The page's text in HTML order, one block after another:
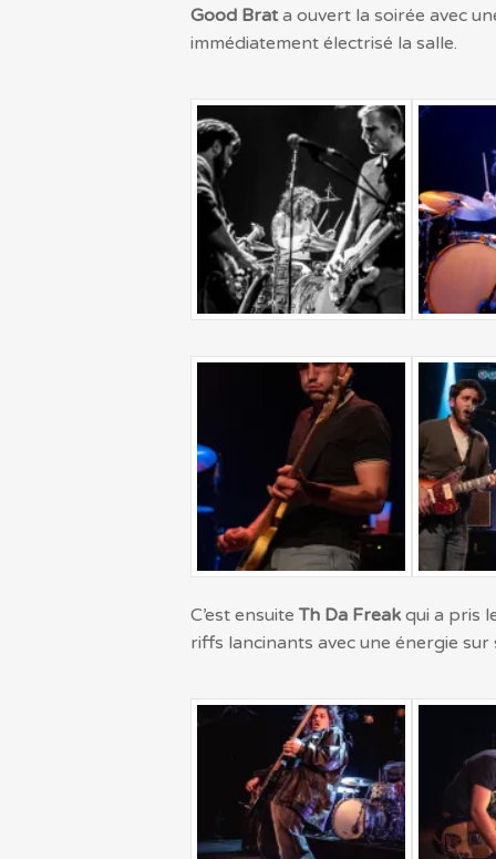
Good Brata ouvert la soirée avec
immédiatement électrisé la salle.
C’est ensuiteTh Da Freak qui a pris
riffs lancinants avec une énergie